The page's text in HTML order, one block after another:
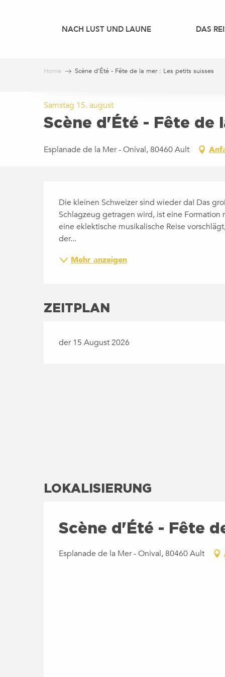
NACH LUST UND LAUNE DAS
Home Scène d'Été - Fête de la mer : Les petits suisses
Samstag 15. august
Scène d'Été - Fête de
Esplanade de la Mer - Onival, 80460 Ault
Die kleinen Schweizer sind wieder da! Das
Schlagzeug getragen wird, ist eine
eine eklektische musikalische Reise
der...
Mehr anzeigen
ZEITPLAN
der 15 August 2026
LOKALISIERUNG
Scène d'Été - Fête
Esplanade de la Mer - Onival, 80460 Ault